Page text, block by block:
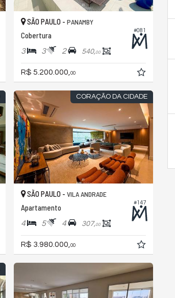
#081
SÃO PAULO - PANAMBY
Cobertura
3 3 2 540,00
R$ 5.200.000, 00
CORAÇÃO DA CIDADE
#147
SÃO PAULO - VILA ANDRADE
Apartamento
4 5 4 307,00
R$ 3.980.000, 00